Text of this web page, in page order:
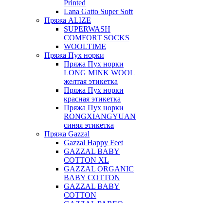
Printed
Lana Gatto Super Soft
Пряжа ALIZE
SUPERWASH
COMFORT SOCKS
WOOLTIME
Пряжа Пух норки
Пряжа Пух норки
LONG MINK WOOL
желтая этикетка
Пряжа Пух норки
красная этикетка
Пряжа Пух норки
RONGXIANGYUAN
синяя этикетка
Пряжа Gazzal
Gazzal Happy Feet
GAZZAL BABY
COTTON XL
GAZZAL ORGANIC
BABY COTTON
GAZZAL BABY
COTTON